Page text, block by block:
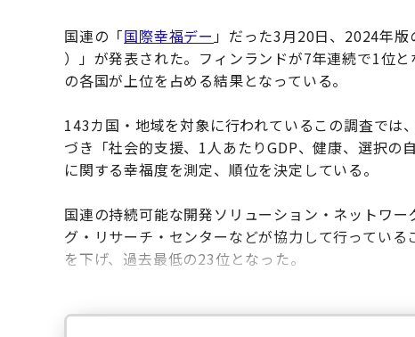
国連の「国際幸福デー」だった3月20日、2024年
）」が発表された。フィンランドが7年連続で1位
の各国が上位を占める結果となっている。
143カ国・地域を対象に行われているこの調査で
づき「社会的支援、1人あたりGDP、健康、選択の
に関する幸福度を測定、順位を決定している。
国連の持続可能な開発ソリューション・ネットワ
グ・リサーチ・センターなどが協力して行ってい
を下げ、過去最低の23位となった。